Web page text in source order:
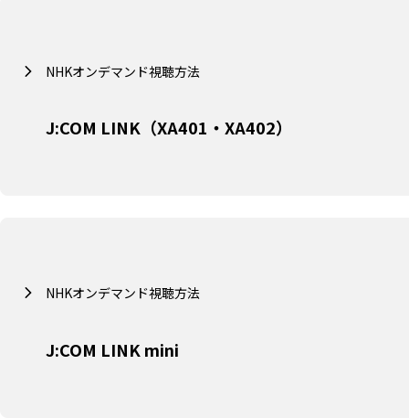
NHKオンデマンド視聴方法
J:COM LINK（XA401・XA402）
NHKオンデマンド視聴方法
J:COM LINK mini